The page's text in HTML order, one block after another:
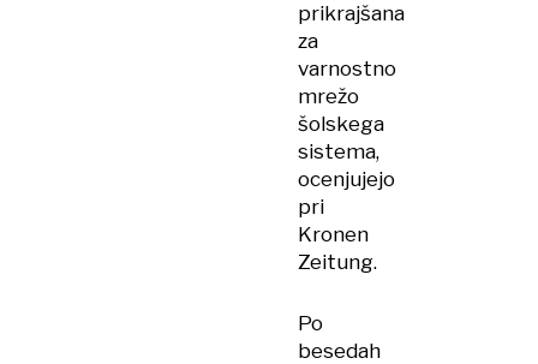
prikrajšana
za
varnostno
mrežo
šolskega
sistema,
ocenjujejo
pri
Kronen
Zeitung.
Po
besedah